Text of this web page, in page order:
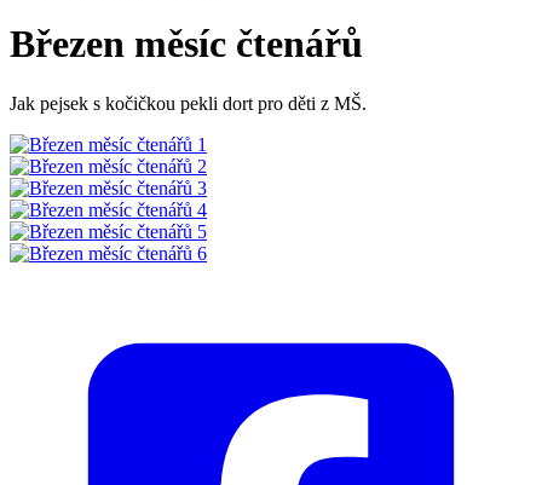
Březen měsíc čtenářů
Jak pejsek s kočičkou pekli dort pro děti z MŠ.